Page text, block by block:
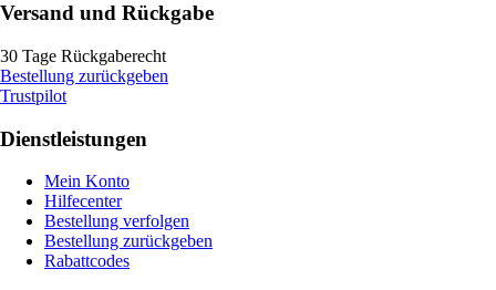
Versand und Rückgabe
30 Tage Rückgaberecht
Bestellung zurückgeben
Trustpilot
Dienstleistungen
Mein Konto
Hilfecenter
Bestellung verfolgen
Bestellung zurückgeben
Rabattcodes